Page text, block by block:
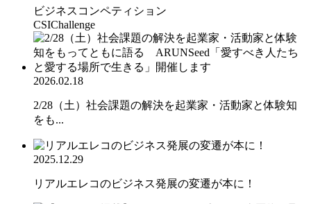
ビジネスコンペティション
CSIChallenge
2026.02.18
2/28（土）社会課題の解決を起業家・活動家と体験知
をも...
2025.12.29
リアルエレコのビジネス発展の変遷が本に！